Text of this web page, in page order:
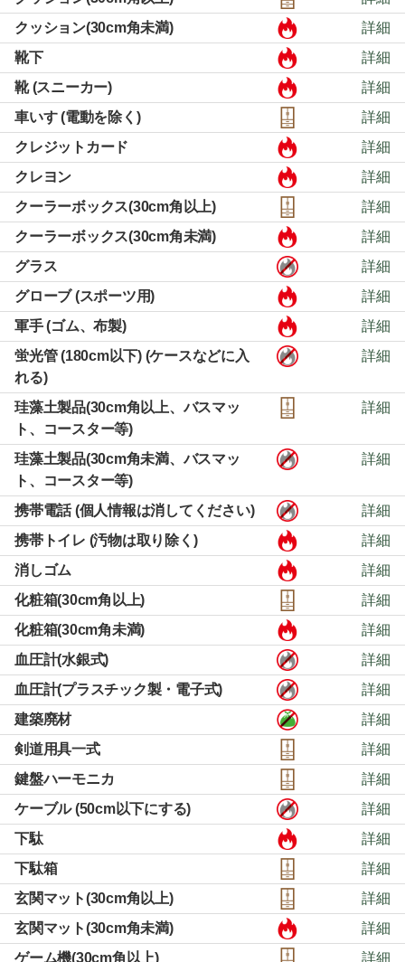
クッション(30cm角未満)
詳細
靴下
詳細
靴 (スニーカー)
詳細
車いす (電動を除く)
詳細
クレジットカード
詳細
クレヨン
詳細
クーラーボックス(30cm角以上)
詳細
クーラーボックス(30cm角未満)
詳細
グラス
詳細
グローブ (スポーツ用)
詳細
軍手 (ゴム、布製)
詳細
蛍光管 (180cm以下) (ケースなどに入
れる)
詳細
珪藻土製品(30cm角以上、バスマッ
ト、コースター等)
詳細
珪藻土製品(30cm角未満、バスマッ
ト、コースター等)
詳細
携帯電話 (個人情報は消してください)
詳細
携帯トイレ (汚物は取り除く)
詳細
消しゴム
詳細
化粧箱(30cm角以上)
詳細
化粧箱(30cm角未満)
詳細
血圧計(水銀式)
詳細
血圧計(プラスチック製・電子式)
詳細
建築廃材
詳細
剣道用具一式
詳細
鍵盤ハーモニカ
詳細
ケーブル (50cm以下にする)
詳細
下駄
詳細
下駄箱
詳細
玄関マット(30cm角以上)
詳細
玄関マット(30cm角未満)
詳細
ゲーム機(30cm角以上)
詳細